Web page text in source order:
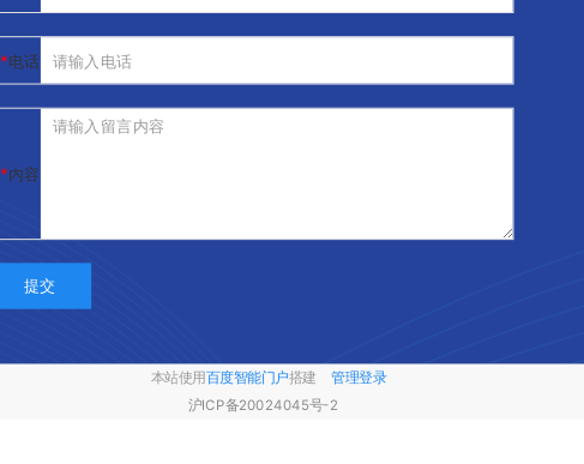
电话
内容
提交
本站使用百度智能门户搭建 管理登录
沪ICP备20024045号-2